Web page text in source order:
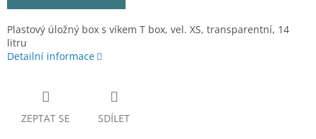
Plastový úložný box s víkem T box, vel. XS, transparentní, 14
litru
Detailní informace
ZEPTAT SE SDÍLET